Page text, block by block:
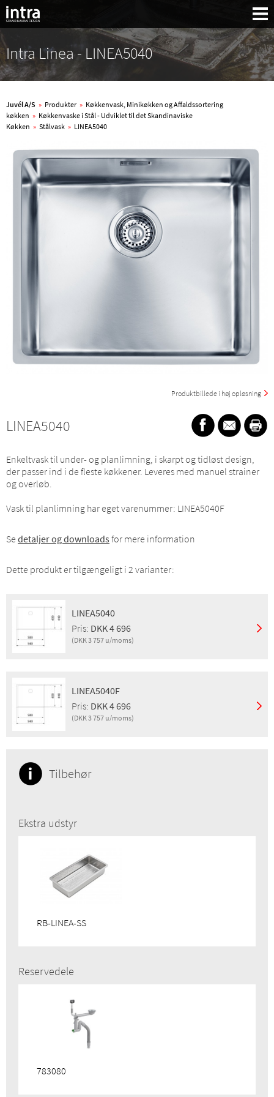
Søg:
Intra Linea - LINEA5040
Juvél A/S » Produkter » Køkkenvask, Minikøkken og Affaldssortering
køkken » Køkkenvaske i Stål - Udviklet til det Skandinaviske
Køkken » Stålvask » LINEA5040
Produktbillede i høj opløsning
LINEA5040
Enkeltvask til under- og planlimning, i skarpt og tidløst design,
der passer ind i de fleste køkkener. Leveres med manuel strainer
og overløb.
Vask til planlimning har eget varenummer: LINEA5040F
Se detaljer og downloads for mere information
Dette produkt er tilgængeligt i 2 varianter:
LINEA5040
Pris: DKK 4 696
(DKK 3 757 u/moms)
Egenskaber:
Overløb, Basket strainer, Vandlås
Pris m/moms:
DKK 4 696
Pris u/moms:
DKK 3 757
DB:
LINEA5040F
Pris: DKK 4 696
(DKK 3 757 u/moms)
Egenskaber:
Overløb, Basket strainer, Vandlås
Pris m/moms:
VVS:
Tilbehør
Ekstra udstyr
RB-LINEA-SS
Reservedele
783080